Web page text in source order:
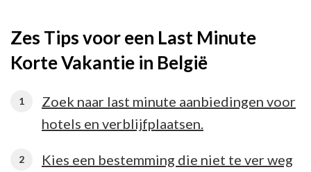
Zes Tips voor een Last Minute
Korte Vakantie in België
Zoek naar last minute aanbiedingen voor
hotels en verblijfplaatsen.
Kies een bestemming die niet te ver weg